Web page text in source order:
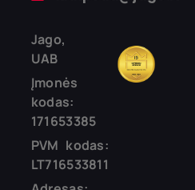
Jago,
UAB
Įmonės
kodas:
171653385
PVM kodas:
LT716533811